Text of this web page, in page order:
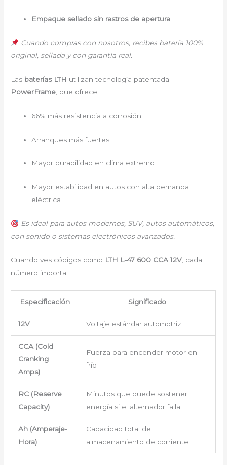
Empaque sellado sin rastros de apertura
Cuando compras con nosotros, recibes batería 100%
original, sellada y con garantía real.
Las baterías LTH utilizan tecnología patentada
PowerFrame , que ofrece:
66% más resistencia a corrosión
Arranques más fuertes
Mayor durabilidad en clima extremo
Mayor estabilidad en autos con alta demanda
eléctrica
Es ideal para autos modernos, SUV, autos automáticos,
con sonido o sistemas electrónicos avanzados.
Cuando ves códigos como LTH L-47 600 CCA 12V , cada
número importa:
Especificación Significado
12V Voltaje estándar automotriz
CCA (Cold
Cranking
Amps)
Fuerza para encender motor en
frío
RC (Reserve
Capacity)
Minutos que puede sostener
energía si el alternador falla
Ah (Amperaje-
Hora)
Capacidad total de
almacenamiento de corriente